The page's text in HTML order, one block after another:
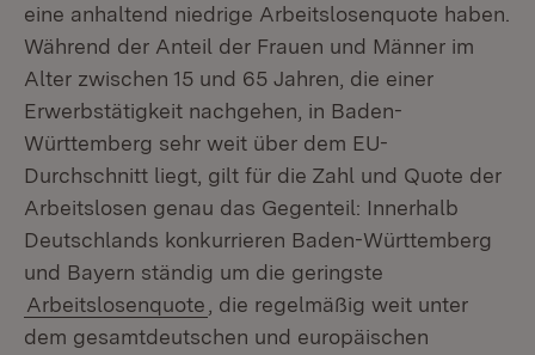
eine anhaltend niedrige Arbeitslosenquote haben.
Während der Anteil der Frauen und Männer im
Alter zwischen 15 und 65 Jahren, die einer
Erwerbstätigkeit nachgehen, in Baden-
Württemberg sehr weit über dem EU-
Durchschnitt liegt, gilt für die Zahl und Quote der
Arbeitslosen genau das Gegenteil: Innerhalb
Deutschlands konkurrieren Baden-Württemberg
und Bayern ständig um die geringste
Arbeitslosenquote
, die regelmäßig weit unter
dem gesamtdeutschen und europäischen